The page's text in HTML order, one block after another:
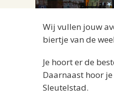
Wij vullen jouw
biertje van de
Je hoort er de
Daarnaast hoor
Sleutelstad.